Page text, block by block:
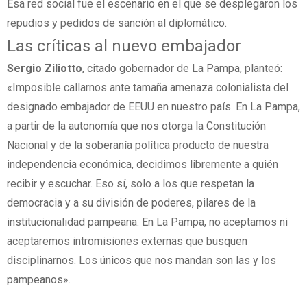
Esa red social fue el escenario en el que se desplegaron los
repudios y pedidos de sanción al diplomático.
Las críticas al nuevo embajador
Sergio Ziliotto, citado gobernador de La Pampa, planteó:
«Imposible callarnos ante tamaña amenaza colonialista del
designado embajador de EEUU en nuestro país. En La Pampa,
a partir de la autonomía que nos otorga la Constitución
Nacional y de la soberanía política producto de nuestra
independencia económica, decidimos libremente a quién
recibir y escuchar. Eso sí, solo a los que respetan la
democracia y a su división de poderes, pilares de la
institucionalidad pampeana. En La Pampa, no aceptamos ni
aceptaremos intromisiones externas que busquen
disciplinarnos. Los únicos que nos mandan son las y los
pampeanos».